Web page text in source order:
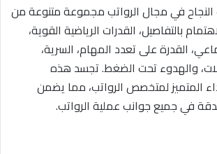
في مجال الرواتب مجموعة متنوعة من
بالتفاصيل، القدرات الرياضية القوية،
القدرة على تعدد المهام، السرية،
والهدوء تحت الضغط. تجسد هذه
المتميز لمتخصص الرواتب، مما يضمن
في جميع جوانب عملية الرواتب.